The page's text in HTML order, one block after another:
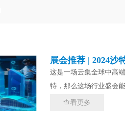
展会推荐 | 2024沙
这是一场云集全球中高
特，那么这场行业盛会
查看更多